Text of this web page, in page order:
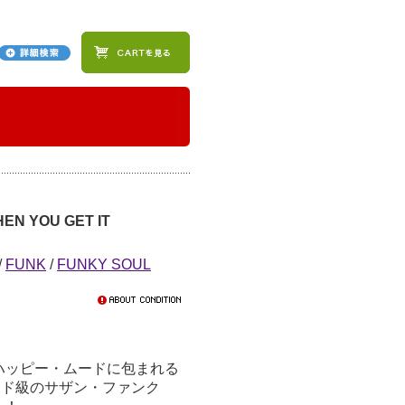
YOU GET IT
FUNK / FUNKY SOUL
ピー・ムードに包まれる
級のサザン・ファンク